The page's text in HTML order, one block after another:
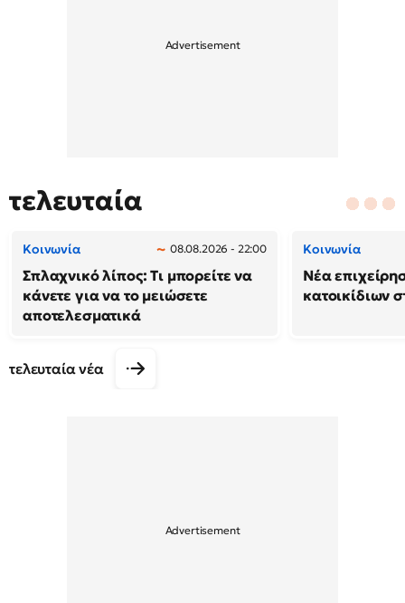
τελευταία
Κοινωνία 08.08.2026 - 22:00
Σπλαχνικό λίπος: Τι μπορείτε να
κάνετε για να το μειώσετε
αποτελεσματικά
Κοινωνία
Νέα
κατοικίδιων
τελευταία νέα